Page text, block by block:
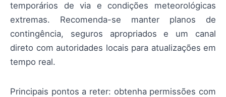
temporários de via e condições meteorológicas
extremas. Recomenda-se manter planos de
contingência, seguros apropriados e um canal
direto com autoridades locais para atualizações em
tempo real.
Principais pontos a reter: obtenha permissões com